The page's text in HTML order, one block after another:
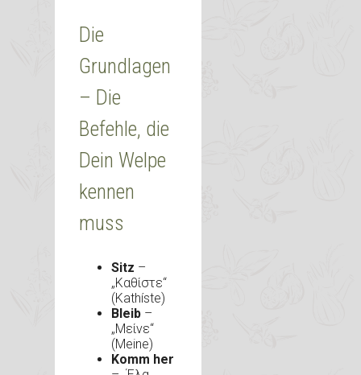
Die
Grundlagen
– Die
Befehle, die
Dein Welpe
kennen
muss
Sitz –
„Καθίστε“
(Kathíste)
Bleib –
„Μείνε“
(Meine)
Komm her